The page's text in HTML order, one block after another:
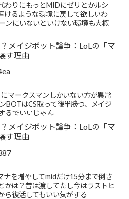
わりにもっとMIDにゼリとかルシ
けるような環境に戻して欲しいわ
ンにいないといけない環境も大概
メイジボット論争：LoLの「マ
す理由
マークスマンしかいない方が異常
BOTはCS取って後半勝つ、メイジ
るでいいじゃん
メイジボット論争：LoLの「マ
す理由
ナを増やしてmidだけ15分まで倒さ
かは？昔は渡してたし今はラストヒ
ら復活してもいい気がする